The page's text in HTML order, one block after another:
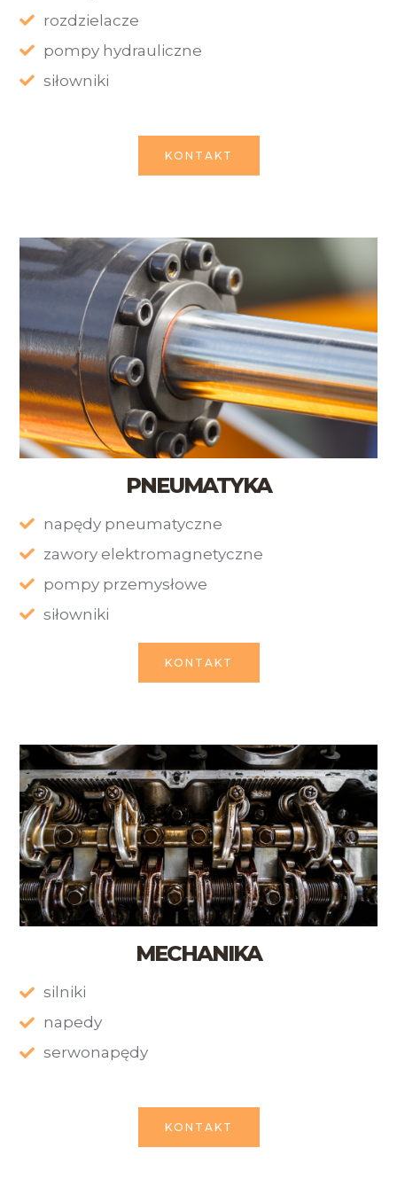
rozdzielacze
pompy hydrauliczne
siłowniki
KONTAKT
PNEUMATYKA
napędy pneumatyczne
zawory elektromagnetyczne
pompy przemysłowe
siłowniki
KONTAKT
MECHANIKA
silniki
napedy
serwonapędy
KONTAKT